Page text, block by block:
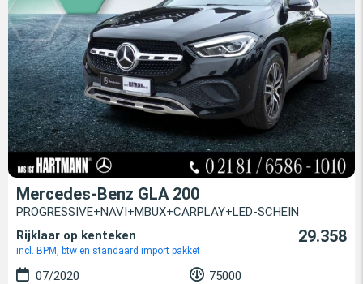
Mercedes-Benz GLA 200
PROGRESSIVE+NAVI+MBUX+CARPLAY+LED-SCHEIN
Rijklaar op kenteken
incl. BPM, btw en standaard import pakket
29.358
07/2020 75000